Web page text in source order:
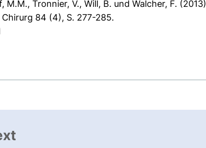
M.M.,Tronnier, V.,Will, B. undWalcher, F. (2013)
Chirurg 84 (4), S. 277-285.